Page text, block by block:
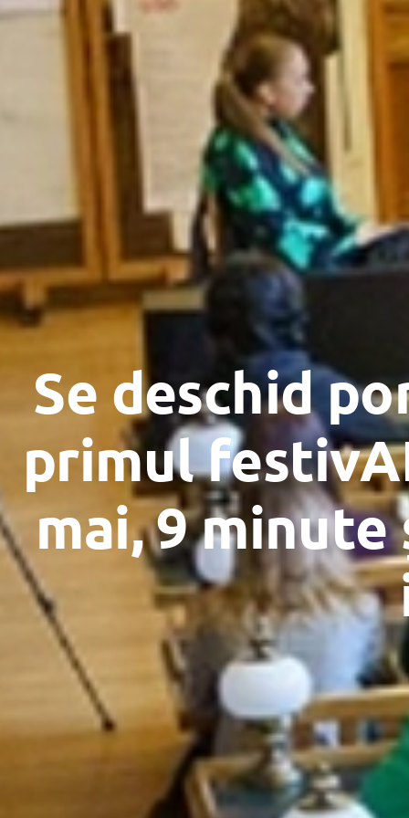
Se deschid
primul
mai, 9 minute